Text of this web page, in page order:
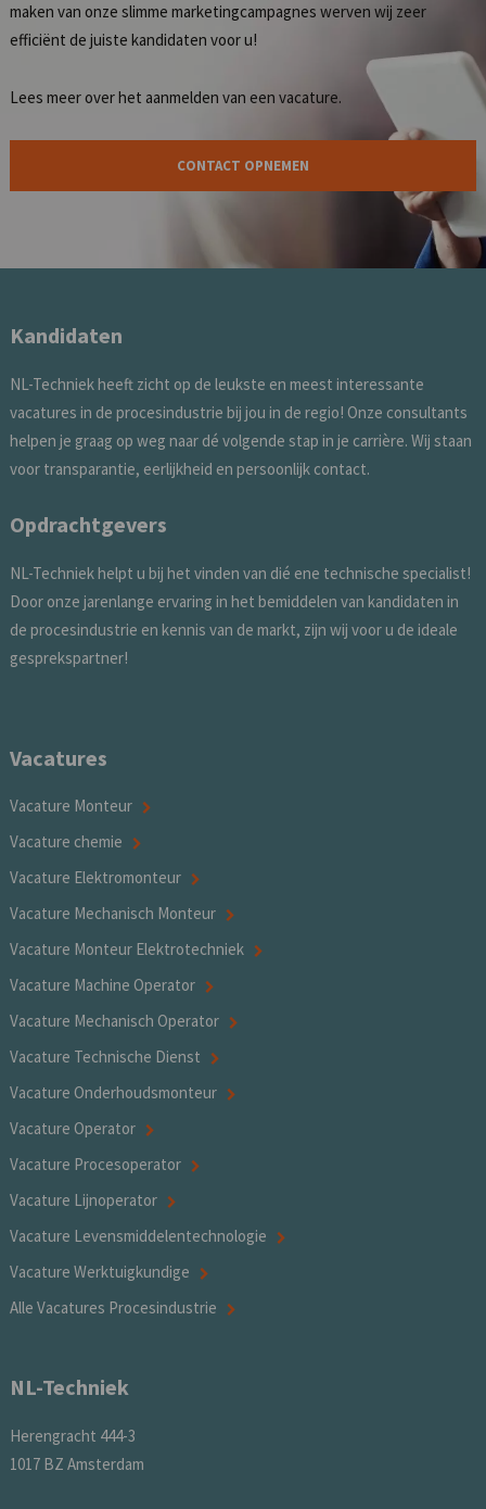
maken van onze slimme marketingcampagnes werven wij zeer
efficiënt de juiste kandidaten voor u!
Lees meer over het aanmelden van een vacature.
CONTACT OPNEMEN
Kandidaten
NL-Techniek heeft zicht op de leukste en meest interessante
vacatures in de procesindustrie bij jou in de regio! Onze consultants
helpen je graag op weg naar dé volgende stap in je carrière. Wij staan
voor transparantie, eerlijkheid en persoonlijk contact.
Opdrachtgevers
NL-Techniek helpt u bij het vinden van dié ene technische specialist!
Door onze jarenlange ervaring in het bemiddelen van kandidaten in
de procesindustrie en kennis van de markt, zijn wij voor u de ideale
gesprekspartner!
Vacatures
Vacature Monteur
Vacature chemie
Vacature Elektromonteur
Vacature Mechanisch Monteur
Vacature Monteur Elektrotechniek
Vacature Machine Operator
Vacature Mechanisch Operator
Vacature Technische Dienst
Vacature Onderhoudsmonteur
Vacature Operator
Vacature Procesoperator
Vacature Lijnoperator
Vacature Levensmiddelentechnologie
Vacature Werktuigkundige
Alle Vacatures Procesindustrie
NL-Techniek
Herengracht 444-3
1017 BZ Amsterdam